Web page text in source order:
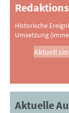
Historische
Umsetzung
Aktuell
Aktuelle